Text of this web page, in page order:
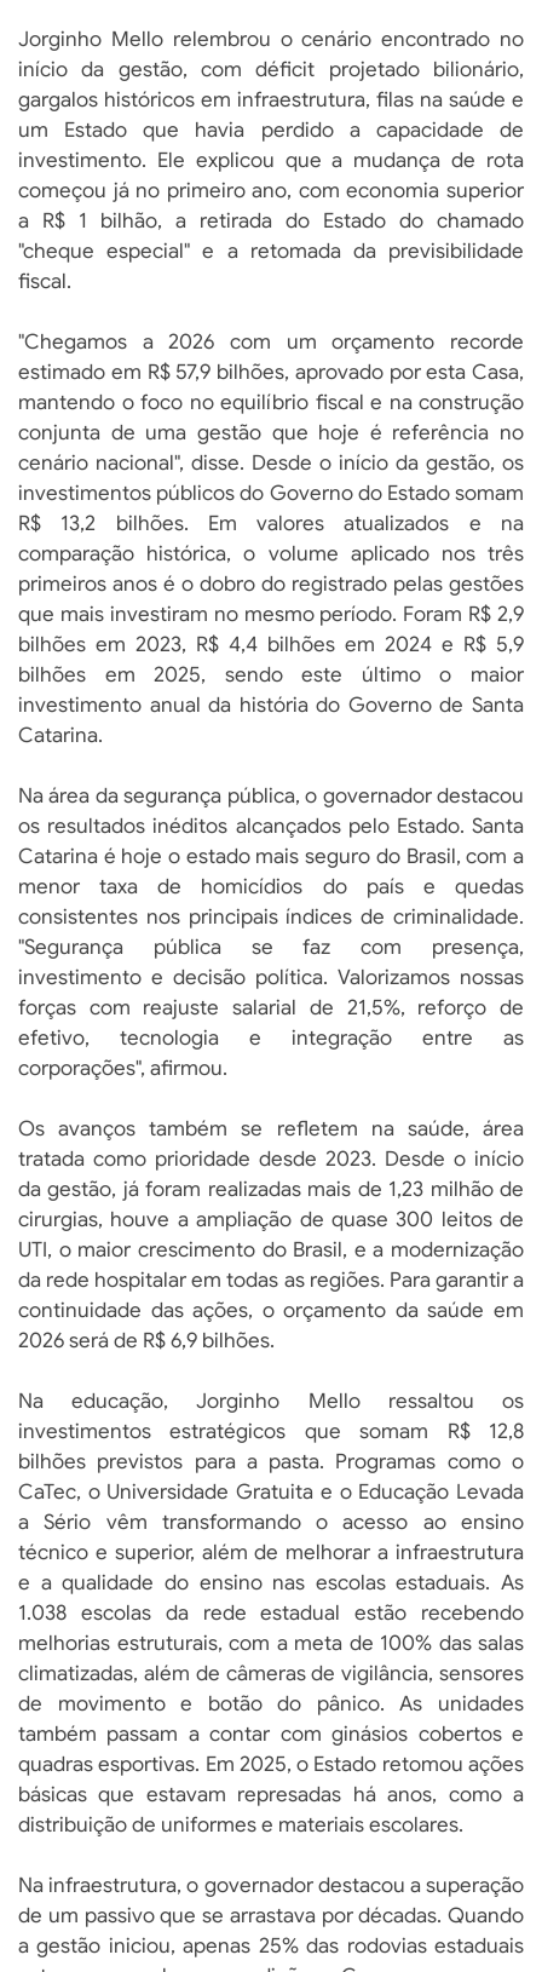
Jorginho Mello relembrou o cenário encontrado no
início da gestão, com déficit projetado bilionário,
gargalos históricos em infraestrutura, filas na saúde e
um Estado que havia perdido a capacidade de
investimento. Ele explicou que a mudança de rota
começou já no primeiro ano, com economia superior
a R$ 1 bilhão, a retirada do Estado do chamado
"cheque especial" e a retomada da previsibilidade
fiscal.
"Chegamos a 2026 com um orçamento recorde
estimado em R$ 57,9 bilhões, aprovado por esta Casa,
mantendo o foco no equilíbrio fiscal e na construção
conjunta de uma gestão que hoje é referência no
cenário nacional", disse. Desde o início da gestão, os
investimentos públicos do Governo do Estado somam
R$ 13,2 bilhões. Em valores atualizados e na
comparação histórica, o volume aplicado nos três
primeiros anos é o dobro do registrado pelas gestões
que mais investiram no mesmo período. Foram R$ 2,9
bilhões em 2023, R$ 4,4 bilhões em 2024 e R$ 5,9
bilhões em 2025, sendo este último o maior
investimento anual da história do Governo de Santa
Catarina.
Na área da segurança pública, o governador destacou
os resultados inéditos alcançados pelo Estado. Santa
Catarina é hoje o estado mais seguro do Brasil, com a
menor taxa de homicídios do país e quedas
consistentes nos principais índices de criminalidade.
"Segurança pública se faz com presença,
investimento e decisão política. Valorizamos nossas
forças com reajuste salarial de 21,5%, reforço de
efetivo, tecnologia e integração entre as
corporações", afirmou.
Os avanços também se refletem na saúde, área
tratada como prioridade desde 2023. Desde o início
da gestão, já foram realizadas mais de 1,23 milhão de
cirurgias, houve a ampliação de quase 300 leitos de
UTI, o maior crescimento do Brasil, e a modernização
da rede hospitalar em todas as regiões. Para garantir a
continuidade das ações, o orçamento da saúde em
2026 será de R$ 6,9 bilhões.
Na educação, Jorginho Mello ressaltou os
investimentos estratégicos que somam R$ 12,8
bilhões previstos para a pasta. Programas como o
CaTec, o Universidade Gratuita e o Educação Levada
a Sério vêm transformando o acesso ao ensino
técnico e superior, além de melhorar a infraestrutura
e a qualidade do ensino nas escolas estaduais. As
1.038 escolas da rede estadual estão recebendo
melhorias estruturais, com a meta de 100% das salas
climatizadas, além de câmeras de vigilância, sensores
de movimento e botão do pânico. As unidades
também passam a contar com ginásios cobertos e
quadras esportivas. Em 2025, o Estado retomou ações
básicas que estavam represadas há anos, como a
distribuição de uniformes e materiais escolares.
Na infraestrutura, o governador destacou a superação
de um passivo que se arrastava por décadas. Quando
a gestão iniciou, apenas 25% das rodovias estaduais